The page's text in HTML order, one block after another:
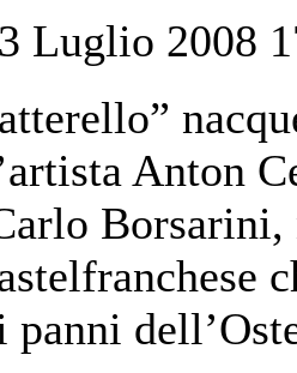
Luglio 2008
Anton
Borsarini,